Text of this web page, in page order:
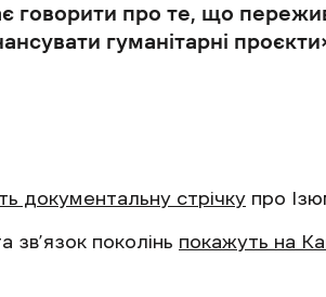
говорити про те, що
гуманітарні
документальну стрічку про
зв’язок поколінь покажуть на